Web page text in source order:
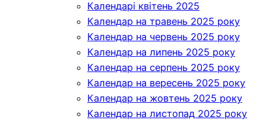
Календарі квітень 2025
Календар на травень 2025 року
Календар на червень 2025 року
Календар на липень 2025 року
Календар на серпень 2025 року
Календар на вересень 2025 року
Календар на жовтень 2025 року
Календар на листопад 2025 року